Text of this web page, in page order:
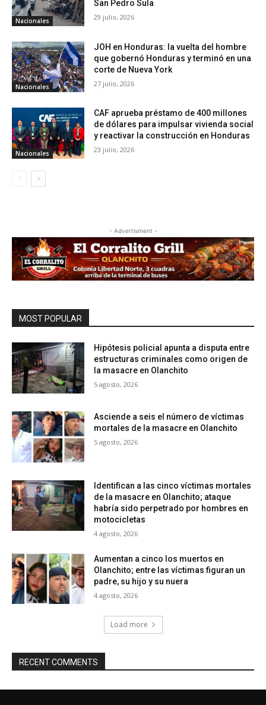
Nacionales
San Pedro Sula
29 julio, 2026
Nacionales
JOH en Honduras: la vuelta del hombre
que gobernó Honduras y terminó en una
corte de Nueva York
27 julio, 2026
Nacionales
CAF aprueba préstamo de 400 millones
de dólares para impulsar vivienda social
y reactivar la construcción en Honduras
23 julio, 2026
- Advertisment -
MOST POPULAR
Hipótesis policial apunta a disputa entre
estructuras criminales como origen de
la masacre en Olanchito
5 agosto, 2026
Asciende a seis el número de víctimas
mortales de la masacre en Olanchito
5 agosto, 2026
Identifican a las cinco víctimas mortales
de la masacre en Olanchito; ataque
habría sido perpetrado por hombres en
motocicletas
4 agosto, 2026
Aumentan a cinco los muertos en
Olanchito; entre las víctimas figuran un
padre, su hijo y su nuera
4 agosto, 2026
Load more
RECENT COMMENTS